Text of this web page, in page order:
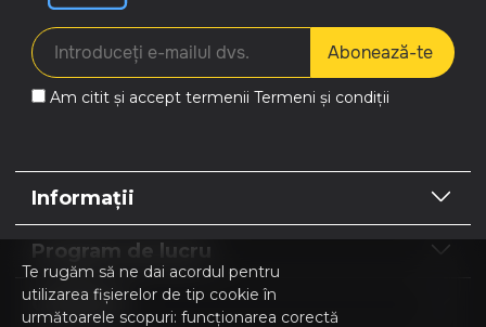
Abonează-te
Am citit și accept termenii Termeni și condiții
Informații
Program de lucru
Contacte
Te rugăm să ne dai acordul pentru
utilizarea fișierelor de tip cookie în
următoarele scopuri: funcționarea corectă